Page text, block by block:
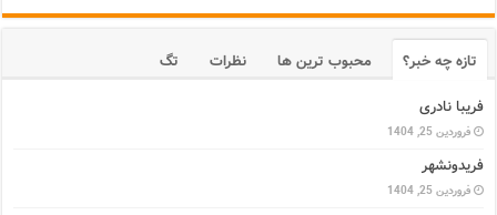
تازه چه خبر؟ محبوب ترین ها نظرات
تگ
فریبا نادری
فروردین 25, 1404
فریدونشهر
فروردین 25, 1404